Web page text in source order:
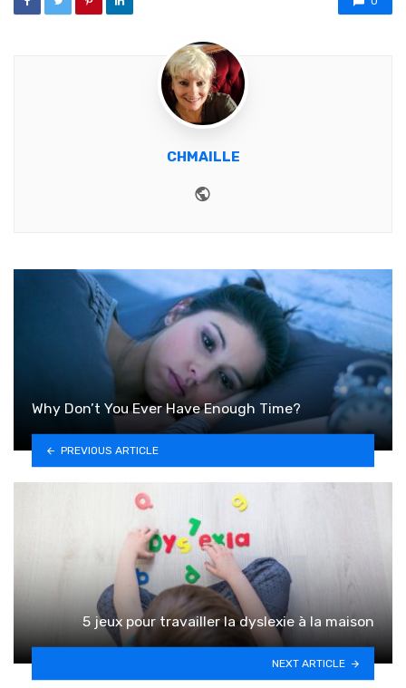
CHMAILLE
Why Don’t You Ever Have Enough Time?
PREVIOUS ARTICLE
5 jeux pour travailler la dyslexie à la maison
NEXT ARTICLE